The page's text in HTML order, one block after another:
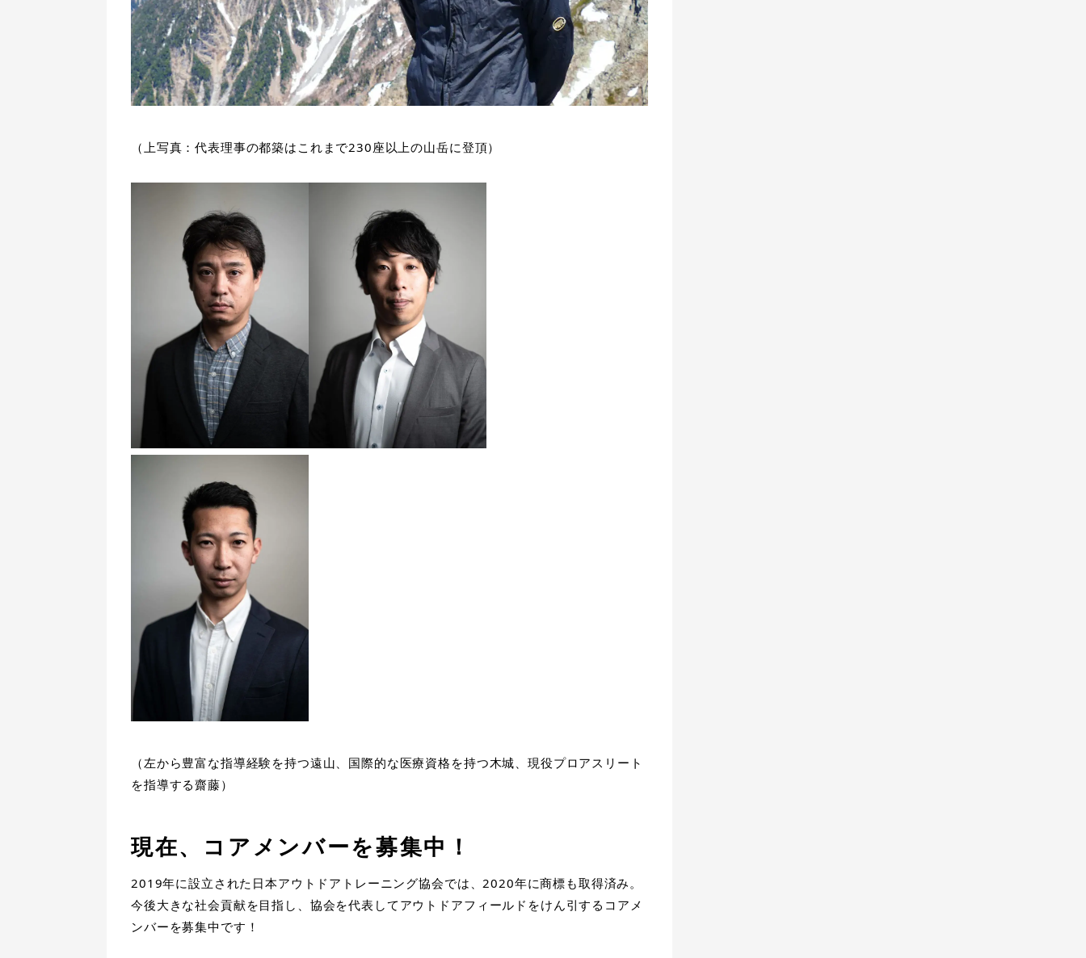
（上写真：代表理事の都築はこれまで230座以上の山岳に登頂）
（左から豊富な指導経験を持つ遠山、国際的な医療資格を持つ木城、現役プロアスリート
を指導する齋藤）
現在、コアメンバーを募集中！
2019年に設立された日本アウトドアトレーニング協会では、2020年に商標も取得済み。
今後大きな社会貢献を目指し、協会を代表してアウトドアフィールドをけん引するコアメ
ンバーを募集中です！